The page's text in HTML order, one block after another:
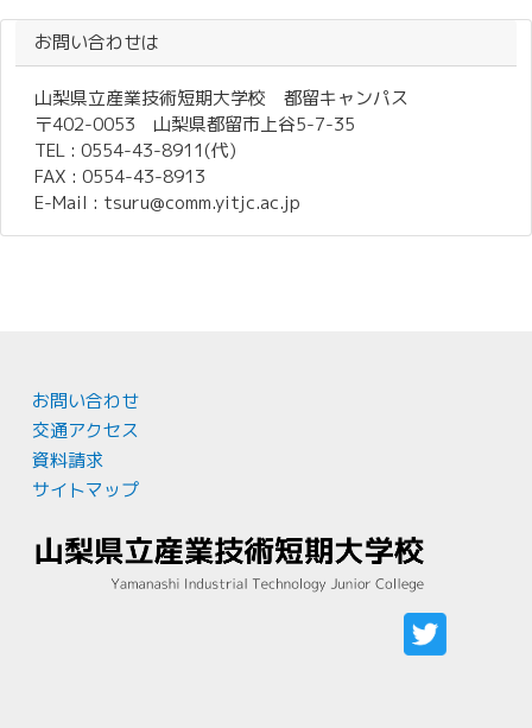
お問い合わせは
山梨県立産業技術短期大学校 都留キャンパス
〒402-0053 山梨県都留市上谷5-7-35
TEL : 0554-43-8911(代)
FAX : 0554-43-8913
E-Mail : tsuru@comm.yitjc.ac.jp
お問い合わせ
交通アクセス
資料請求
サイトマップ